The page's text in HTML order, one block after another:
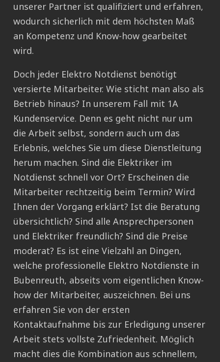
unserer Partner ist qualifiziert und erfahren,
wodurch sicherlich mit dem höchsten Maß
an Kompetenz und Know-how gearbeitet
wird.
Doch jeder Elektro Notdienst benötigt
versierte Mitarbeiter. Wie sticht man also als
Betrieb hinaus? In unserem Fall mit 1A
Kundenservice. Denn es geht nicht nur um
die Arbeit selbst, sondern auch um das
Erlebnis, welches Sie um diese Dienstleitung
herum machen. Sind die Elektriker im
Notdienst schnell vor Ort? Erscheinen die
Mitarbeiter rechtzeitig beim Termin? Wird
Ihnen der Vorgang erklärt? Ist die Beratung
übersichtlich? Sind alle Ansprechpersonen
und Elektriker freundlich? Sind die Preise
moderat? Es ist eine Vielzahl an Dingen,
welche professionelle Elektro Notdienste in
Bubenreuth, abseits vom eigentlichen Know-
how der Mitarbeiter, auszeichnen. Bei uns
erfahren Sie von der ersten
Kontaktaufnahme bis zur Erledigung unserer
Arbeit stets vollste Zufriedenheit. Möglich
macht dies die Kombination aus schnellem,